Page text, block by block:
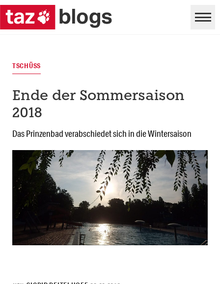
TSCHÜSS
Ende der Sommersaison
2018
Das Prinzenbad verabschiedet sich in die Wintersaison